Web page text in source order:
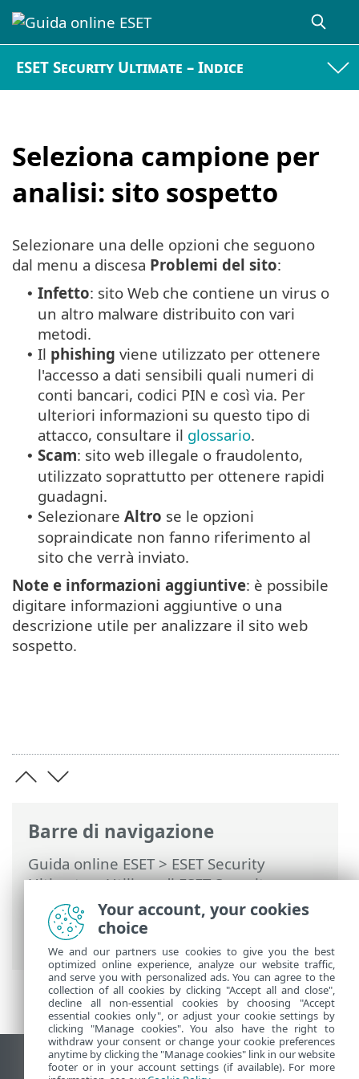
ESET Security Ultimate – Indice
Seleziona campione per
analisi: sito sospetto
Barre di navigazione
Guida online ESET>ESET Security
Ultimate>Utilizzo di ESET Security
Ultimate
>Strumenti>Seleziona
campione per analisi
> Seleziona
campione per analisi: sito sospetto
Selezionare una delle opzioni che seguono
dal menu a discesa Problemi del sito:
• Infetto: sito Web che contiene un virus o
un altro malware distribuito con vari
metodi.
• Il phishing viene utilizzato per ottenere
l'accesso a dati sensibili quali numeri di
conti bancari, codici PIN e così via. Per
ulteriori informazioni su questo tipo di
attacco, consultare il glossario.
• Scam: sito web illegale o fraudolento,
utilizzato soprattutto per ottenere rapidi
guadagni.
• Selezionare Altro se le opzioni
sopraindicate non fanno riferimento al
sito che verrà inviato.
Note e informazioni aggiuntive: è possibile
digitare informazioni aggiuntive o una
descrizione utile per analizzare il sito web
sospetto.
Visualizza sito desktop
Your account, your cookies
choice
We and our partners use cookies to give you the best
optimized online experience, analyze our website traffic,
and serve you with personalized ads. You can agree to the
collection of all cookies by clicking "Accept all and close",
decline all non-essential cookies by choosing "Accept
essential cookies only", or adjust your cookie settings by
clicking "Manage cookies". You also have the right to
withdraw your consent or change your cookie preferences
anytime by clicking the "Manage cookies" link in our website
footer or in your account settings (if available). For more